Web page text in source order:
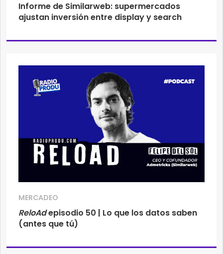
Informe de Similarweb: supermercados
ajustan inversión entre display y search
MERCADEO
ReloAdepisodio 50 | Lo que los datos saben
(antes que tú)